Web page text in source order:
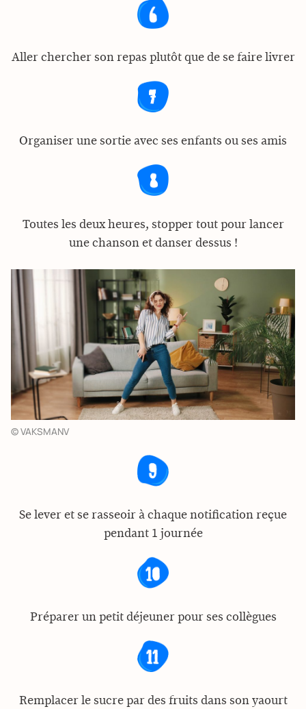
Aller chercher son repas plutôt que de se faire livrer
Organiser une sortie avec ses enfants ou ses amis
Toutes les deux heures, stopper tout pour lancer
une chanson et danser dessus !
© VAKSMANV
Se lever et se rasseoir à chaque notification reçue
pendant 1 journée
Préparer un petit déjeuner pour ses collègues
Remplacer le sucre par des fruits dans son yaourt